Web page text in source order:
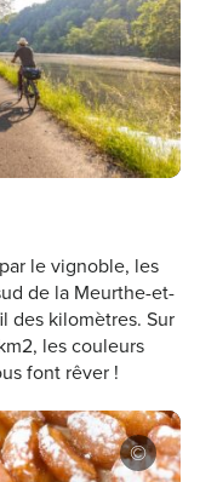
le vignoble, les
de la Meurthe-et-
des kilomètres. Sur
les couleurs
font rêver !